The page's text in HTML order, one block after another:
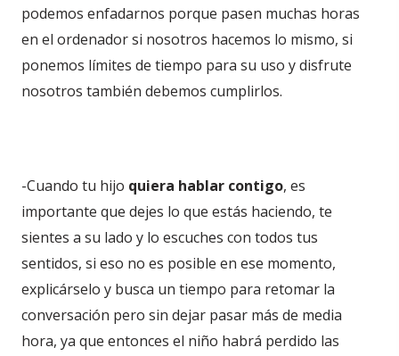
podemos enfadarnos porque pasen muchas horas
en el ordenador si nosotros hacemos lo mismo, si
ponemos límites de tiempo para su uso y disfrute
nosotros también debemos cumplirlos.
-Cuando tu hijo quiera hablar contigo, es
importante que dejes lo que estás haciendo, te
sientes a su lado y lo escuches con todos tus
sentidos, si eso no es posible en ese momento,
explicárselo y busca un tiempo para retomar la
conversación pero sin dejar pasar más de media
hora, ya que entonces el niño habrá perdido las